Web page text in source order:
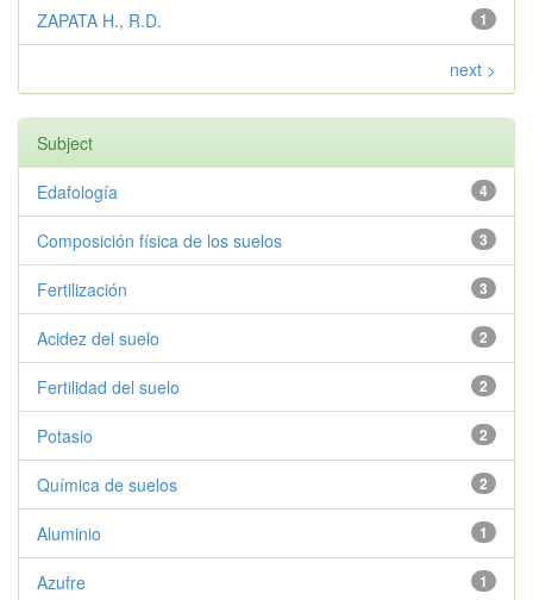
1
ZAPATA H., R.D.
next >
Subject
4
Edafología
3
Composición física de los suelos
3
Fertilización
2
Acidez del suelo
2
Fertilidad del suelo
2
Potasio
2
Química de suelos
1
Aluminio
1
Azufre